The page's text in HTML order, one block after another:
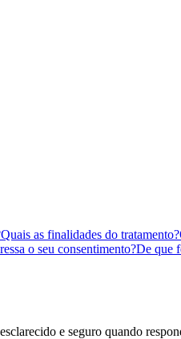
Quais as finalidades do tratamento?
o seu consentimento?De que
e seguro quando